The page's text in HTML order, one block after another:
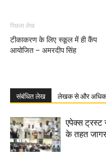
पिछला लेख
टीकाकरण के लिए स्कूल में ही कैंप
आयोजित – अमरदीप सिंह
संबंधित लेख लेखक से और अधिक
एपेक्स ट्रस्ट
के तहत